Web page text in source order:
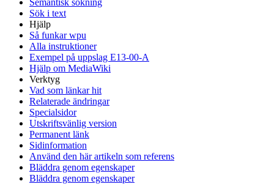
Semantisk sökning
Sök i text
Hjälp
Så funkar wpu
Alla instruktioner
Exempel på uppslag E13-00-A
Hjälp om MediaWiki
Verktyg
Vad som länkar hit
Relaterade ändringar
Specialsidor
Utskriftsvänlig version
Permanent länk
Sidinformation
Använd den här artikeln som referens
Bläddra genom egenskaper
Bläddra genom egenskaper